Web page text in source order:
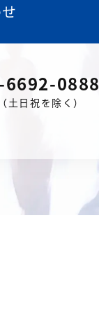
6692-0888
日祝を除く）